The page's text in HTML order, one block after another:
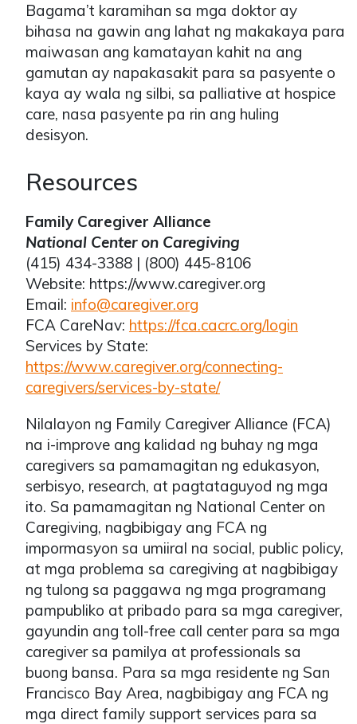
Bagama’t karamihan sa mga doktor ay
bihasa na gawin ang lahat ng makakaya para
maiwasan ang kamatayan kahit na ang
gamutan ay napakasakit para sa pasyente o
kaya ay wala ng silbi, sa palliative at hospice
care, nasa pasyente pa rin ang huling
desisyon.
Resources
Family Caregiver Alliance
National Center on Caregiving
(415) 434-3388 | (800) 445-8106
Website: https://www.caregiver.org
Email: info@caregiver.org
FCA CareNav: https://fca.cacrc.org/login
Services by State:
https://www.caregiver.org/connecting-
caregivers/services-by-state/
Nilalayon ng Family Caregiver Alliance (FCA)
na i-improve ang kalidad ng buhay ng mga
caregivers sa pamamagitan ng edukasyon,
serbisyo, research, at pagtataguyod ng mga
ito. Sa pamamagitan ng National Center on
Caregiving, nagbibigay ang FCA ng
impormasyon sa umiiral na social, public policy,
at mga problema sa caregiving at nagbibigay
ng tulong sa paggawa ng mga programang
pampubliko at pribado para sa mga caregiver,
gayundin ang toll-free call center para sa mga
caregiver sa pamilya at professionals sa
buong bansa. Para sa mga residente ng San
Francisco Bay Area, nagbibigay ang FCA ng
mga direct family support services para sa